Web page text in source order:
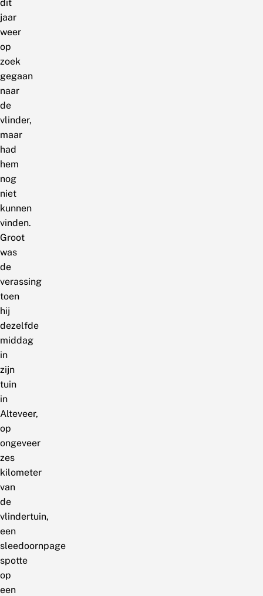
dit
jaar
weer
op
zoek
gegaan
naar
de
vlinder,
maar
had
hem
nog
niet
kunnen
vinden.
Groot
was
de
verassing
toen
hij
dezelfde
middag
in
zijn
tuin
in
Alteveer,
op
ongeveer
zes
kilometer
van
de
vlindertuin,
een
sleedoornpage
spotte
op
een